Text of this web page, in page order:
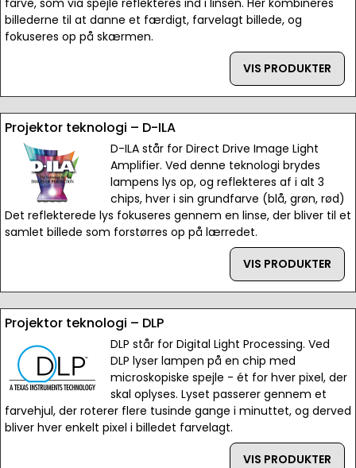
farve, som via spejle reflekteres ind i linsen. Her kombineres
billederne til at danne et færdigt, farvelagt billede, og
fokuseres op på skærmen.
VIS PRODUKTER
Projektor teknologi – D-ILA
D-ILA står for Direct Drive Image Light
Amplifier. Ved denne teknologi brydes
lampens lys op, og reflekteres af i alt 3
chips, hver i sin grundfarve (blå, grøn, rød)
Det reflekterede lys fokuseres gennem en linse, der bliver til et
samlet billede som forstørres op på lærredet.
VIS PRODUKTER
Projektor teknologi – DLP
DLP står for Digital Light Processing. Ved
DLP lyser lampen på en chip med
microskopiske spejle - ét for hver pixel, der
skal oplyses. Lyset passerer gennem et
farvehjul, der roterer flere tusinde gange i minuttet, og derved
bliver hver enkelt pixel i billedet farvelagt.
VIS PRODUKTER